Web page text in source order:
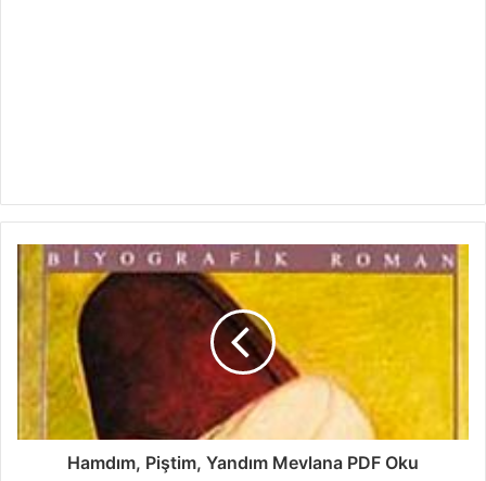
Hamdım, Piştim, Yandım Mevlana PDF Oku